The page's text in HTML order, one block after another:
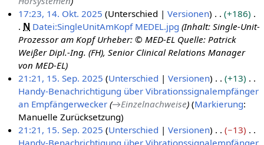
b
2
17:23, 14. Okt. 2025 Unterschied Versionen
+186
N Datei:SingleUnitAmKopf MEDEL.jpg Inhalt: Single-Unit-
Prozessor am Kopf Urheber: © MED-EL Quelle: Patrick
Weißer Dipl.-Ing. (FH), Senior Clinical Relations Manager
von MED-EL
S
21:21, 15. Sep. 2025 Unterschied Versionen
+13
Handy-Benachrichtigung über Vibrationssignalempfänger
an Empfängerwecker →Einzelnachweise Markierung:
Manuelle Zurücksetzung
21:21, 15. Sep. 2025 Unterschied Versionen
−13